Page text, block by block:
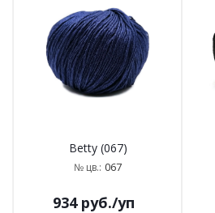
Betty (067)
№ цв.: 067
934руб./уп